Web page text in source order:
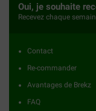
Oui, je souhaite
Recevez chaque
Contact
Re-commander
Avantages de Brekz
FAQ